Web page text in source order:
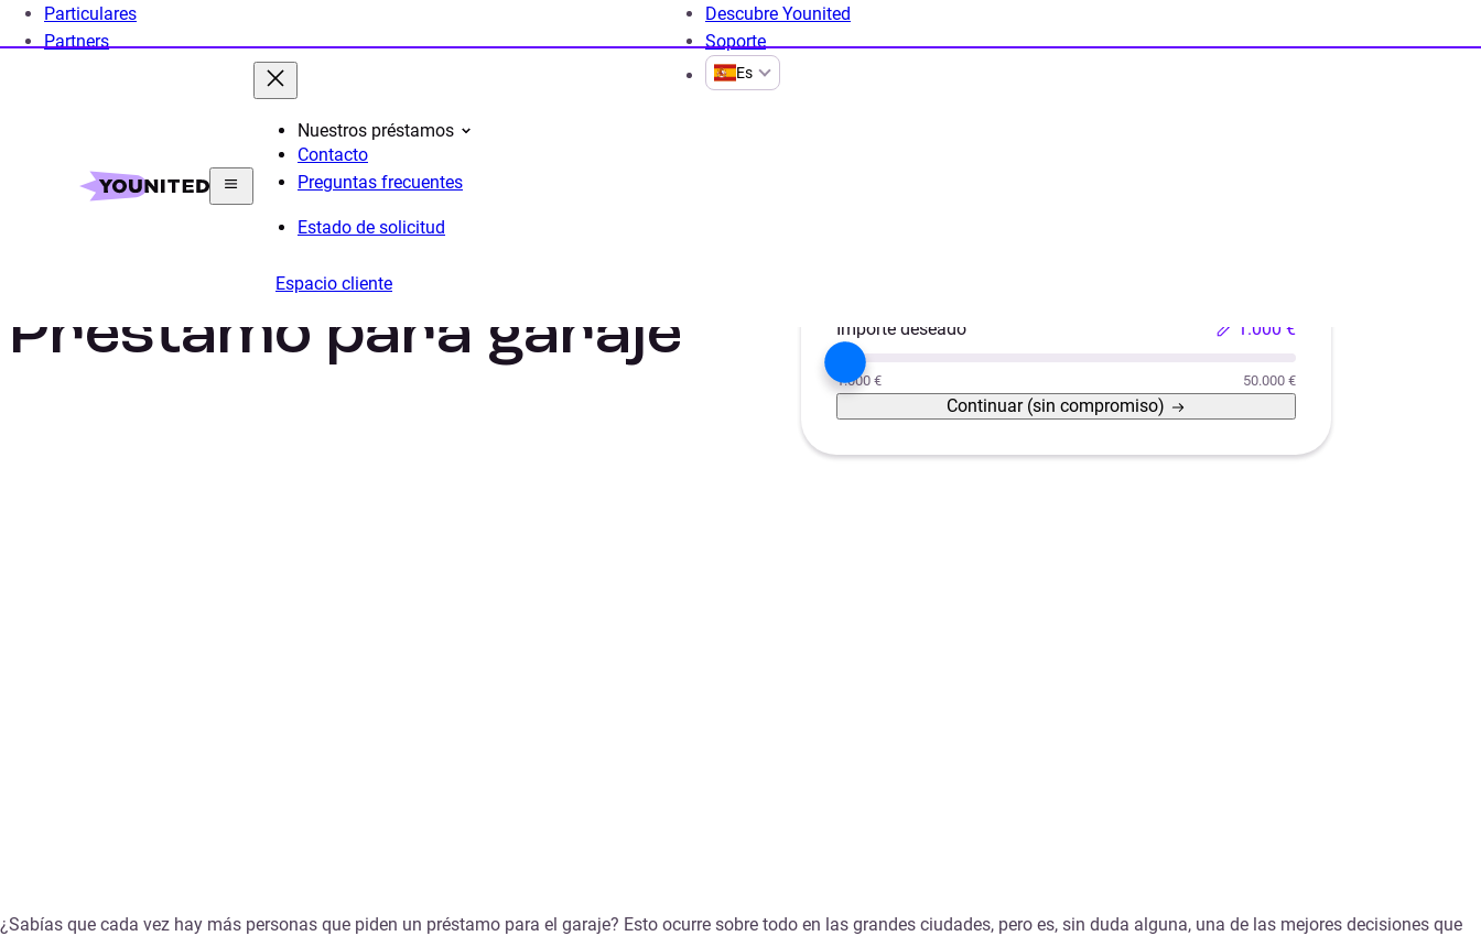
Particulares
Partners
Descubre Younited
Soporte
Es
Nuestros préstamos
Contacto
Preguntas frecuentes
Estado de solicitud
Espacio cliente
Préstamo Personal Préstamo Coche
Préstamo para garaje
Importe deseado
1.000 €
1.000 € 50.000 €
Continuar (sin compromiso)
¿Sabías que cada vez hay más personas que piden un préstamo para el garaje? Esto ocurre sobre todo en las grandes ciudades, pero es, sin duda alguna, una de las mejores decisiones que